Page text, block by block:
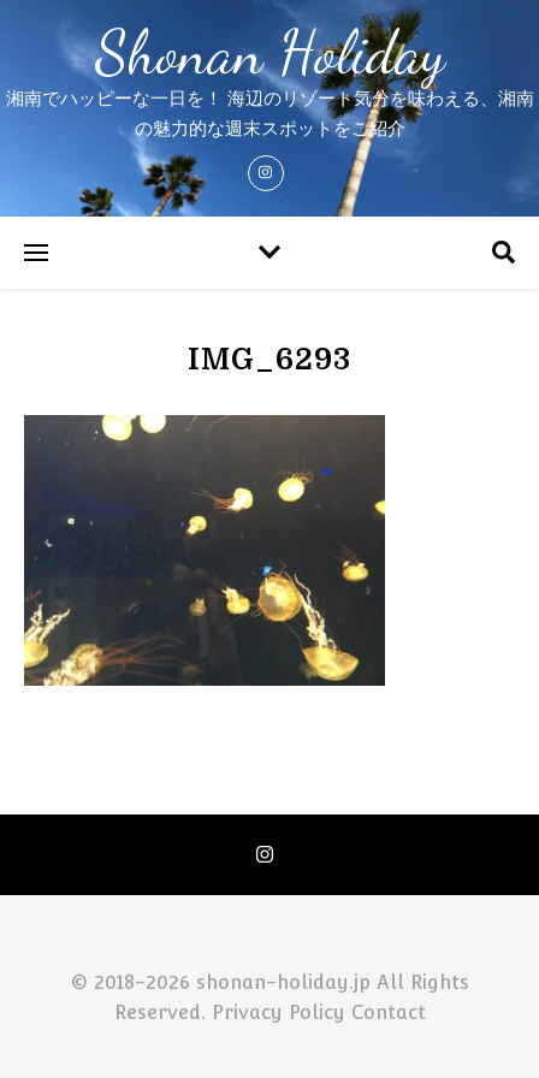
Shonan Holiday
湘南でハッピーな一日を！ 海辺のリゾート気分を味わえる、湘南
の魅力的な週末スポットをご紹介
IMG_6293
© 2018-2026 shonan-holiday.jp All Rights
Reserved. Privacy Policy Contact